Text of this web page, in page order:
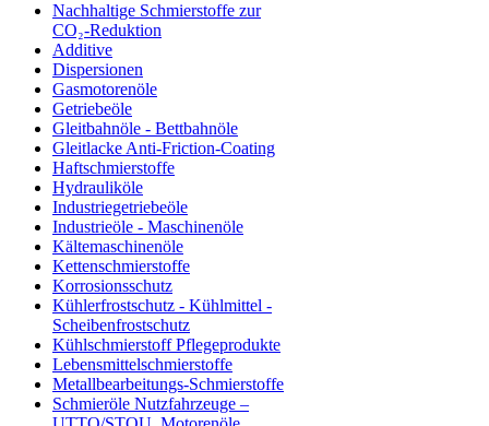
Nachhaltige Schmierstoffe zur
CO₂-Reduktion
Additive
Dispersionen
Gasmotorenöle
Getriebeöle
Gleitbahnöle - Bettbahnöle
Gleitlacke Anti-Friction-Coating
Haftschmierstoffe
Hydrauliköle
Industriegetriebeöle
Industrieöle - Maschinenöle
Kältemaschinenöle
Kettenschmierstoffe
Korrosionsschutz
Kühlerfrostschutz - Kühlmittel -
Scheibenfrostschutz
Kühlschmierstoff Pflegeprodukte
Lebensmittelschmierstoffe
Metallbearbeitungs-Schmierstoffe
Schmieröle Nutzfahrzeuge –